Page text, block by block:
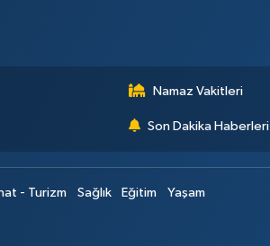
Namaz Vakitleri
Son Dakika Haberleri
- Turizm Sağlık Eğitim
Yaşam